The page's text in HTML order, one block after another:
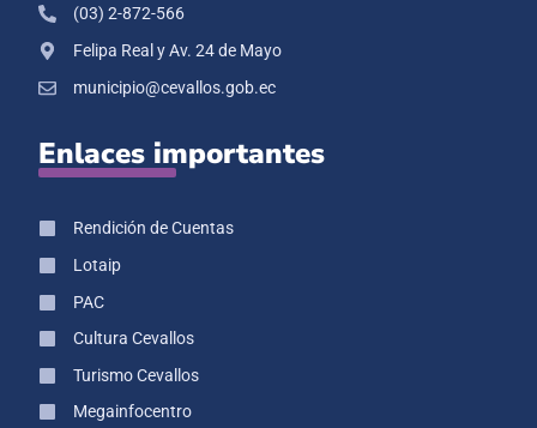
(03) 2-872-566
Felipa Real y Av. 24 de Mayo
municipio@cevallos.gob.ec
Enlaces importantes
Rendición de Cuentas
Lotaip
PAC
Cultura Cevallos
Turismo Cevallos
Megainfocentro